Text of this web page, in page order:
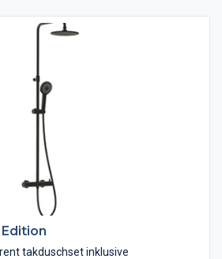
med dold rördragning.
takduschset inklusive